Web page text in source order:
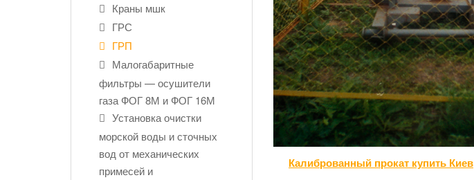
Калиброванный прокат купить Киев
Краны мшк
ГРС
ГРП
Малогабаритные
фильтры — осушители
газа ФОГ 8М и ФОГ 16М
Установка очистки
морской воды и сточных
вод от механических
примесей и